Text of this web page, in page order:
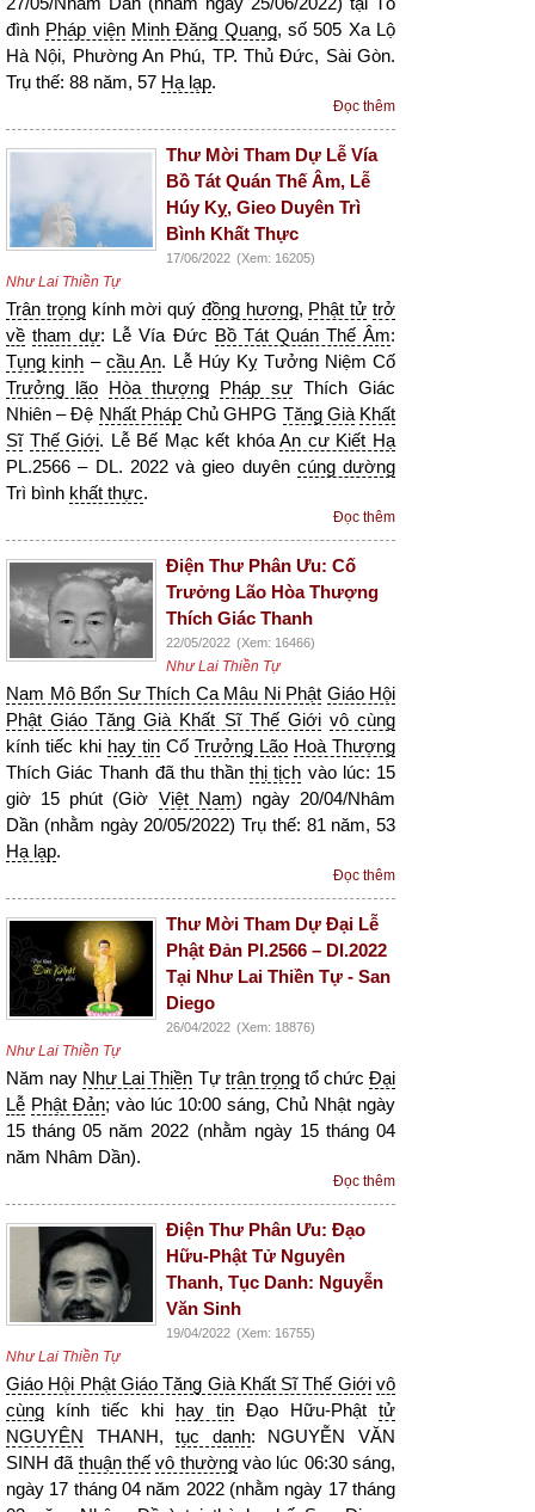
đình Pháp viện Minh Đăng Quang, số 505 Xa Lộ
Hà Nội, Phường An Phú, TP. Thủ Đức, Sài Gòn.
Trụ thế: 88 năm, 57 Hạ lạp.
Đọc thêm
Thư Mời Tham Dự Lễ Vía
Bồ Tát Quán Thế Âm, Lễ
Húy Kỵ, Gieo Duyên Trì
Bình Khất Thực
17/06/2022 (Xem: 16205)
Như Lai Thiền Tự
Trân trọngkính mời quý đồng hương, Phật tử trở
về tham dự: Lễ Vía Đức Bồ Tát Quán Thế Âm:
Tụng kinh – cầu An. Lễ Húy Kỵ Tưởng Niệm Cố
Trưởng lão Hòa thượng Pháp sư Thích Giác
Nhiên – Đệ Nhất PhápChủ GHPG Tăng Già Khất
Sĩ Thế Giới. Lễ Bế Mạc kết khóaAn cư Kiết Hạ
PL.2566 – DL. 2022 và gieo duyên cúng dường
Trì bình khất thực.
Đọc thêm
Điện Thư Phân Ưu: Cố
Trưởng Lão Hòa Thượng
Thích Giác Thanh
22/05/2022 (Xem: 16466)
Như Lai Thiền Tự
Nam Mô Bổn Sư Thích Ca Mâu Ni Phật Giáo Hội
Phật Giáo Tăng Già Khất Sĩ Thế Giới vô cùng
kính tiếc khi hay tin Cố Trưởng Lão Hoà Thượng
Thích Giác Thanh đã thu thầnthị tịch vào lúc: 15
giờ 15 phút (Giờ Việt Nam) ngày 20/04/Nhâm
Dần (nhằm ngày 20/05/2022) Trụ thế: 81 năm, 53
Hạ lạp.
Đọc thêm
Thư Mời Tham Dự Đại Lễ
Phật Đản Pl.2566 – Dl.2022
Tại Như Lai Thiền Tự - San
Diego
26/04/2022 (Xem: 18876)
Như Lai Thiền Tự
Năm nay Như Lai Thiền Tự trân trọngtổ chứcĐại
Lễ Phật Đản; vào lúc 10:00 sáng, Chủ Nhật ngày
15 tháng 05 năm 2022 (nhằm ngày 15 tháng 04
năm Nhâm Dần).
Đọc thêm
Điện Thư Phân Ưu: Đạo
Hữu-Phật Tử Nguyên
Thanh, Tục Danh: Nguyễn
Văn Sinh
19/04/2022 (Xem: 16755)
Như Lai Thiền Tự
Giáo Hội Phật Giáo Tăng Già Khất Sĩ Thế Giới vô
cùng kính tiếc khi hay tin Đạo Hữu-Phật tử
NGUYÊN THANH,tục danh: NGUYỄN VĂN
SINH đã thuận thế vô thườngvào lúc 06:30 sáng,
ngày 17 tháng 04 năm 2022 (nhằm ngày 17 tháng